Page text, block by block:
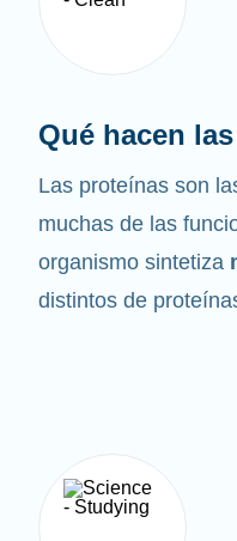
Qué hacen
Las proteínas son
muchas de las
organismo sintetiza
distintos de